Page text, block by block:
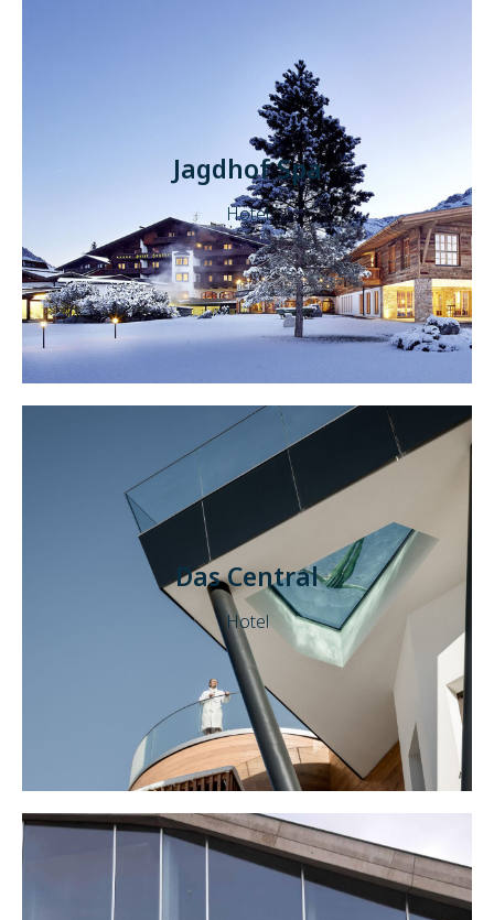
Jagdhof Spa
Hotel
Das Central
Hotel